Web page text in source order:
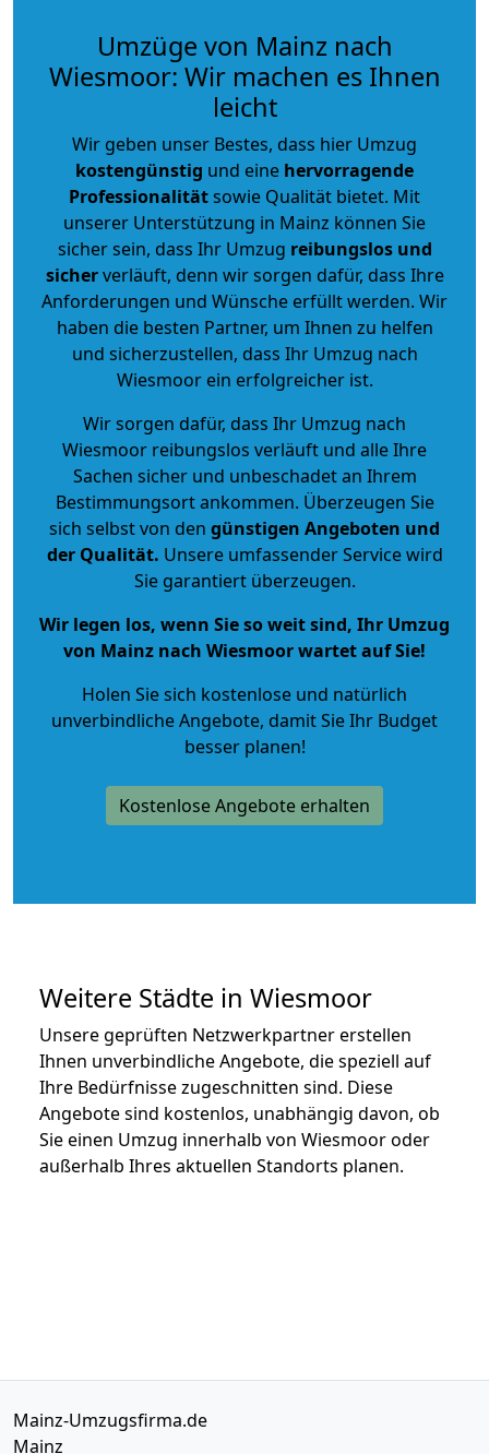
Umzüge von Mainz nach
Wiesmoor: Wir machen es Ihnen
leicht
Wir geben unser Bestes, dass hier Umzug
kostengünstig und eine hervorragende
Professionalitätsowie Qualität bietet. Mit
unserer Unterstützung in Mainz können Sie
sicher sein, dass Ihr Umzug reibungslos und
sicherverläuft, denn wir sorgen dafür, dass Ihre
Anforderungen und Wünsche erfüllt werden. Wir
haben die besten Partner, um Ihnen zu helfen
und sicherzustellen, dass Ihr Umzug nach
Wiesmoor ein erfolgreicher ist.
Wir sorgen dafür, dass Ihr Umzug nach
Wiesmoor reibungslos verläuft und alle Ihre
Sachen sicher und unbeschadet an Ihrem
Bestimmungsort ankommen. Überzeugen Sie
sich selbst von den günstigen Angeboten und
der Qualität. Unsere umfassender Service wird
Sie garantiert überzeugen.
Wir legen los, wenn Sie so weit sind, Ihr Umzug
von Mainz nach Wiesmoor wartet auf Sie!
Holen Sie sich kostenlose und natürlich
unverbindliche Angebote, damit Sie Ihr Budget
besser planen!
Kostenlose Angebote erhalten
Weitere Städte in Wiesmoor
Unsere geprüften Netzwerkpartner erstellen
Ihnen unverbindliche Angebote, die speziell auf
Ihre Bedürfnisse zugeschnitten sind. Diese
Angebote sind kostenlos, unabhängig davon, ob
Sie einen Umzug innerhalb von Wiesmoor oder
außerhalb Ihres aktuellen Standorts planen.
Mainz-Umzugsfirma.de
Mainz